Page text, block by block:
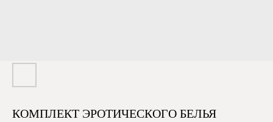
КОМПЛЕКТ ЭРОТИЧЕСКОГО БЕЛЬЯ